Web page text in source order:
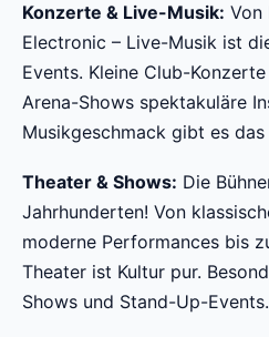
Konzerte & Live-Musik: Von
Electronic – Live-Musik ist
Events. Kleine Club-
Arena-Shows spektakuläre
Musikgeschmack gibt es
Theater & Shows: Die
Jahrhunderten! Von
moderne Performances bis
Theater ist Kultur pur.
Shows und Stand-Up-Events.